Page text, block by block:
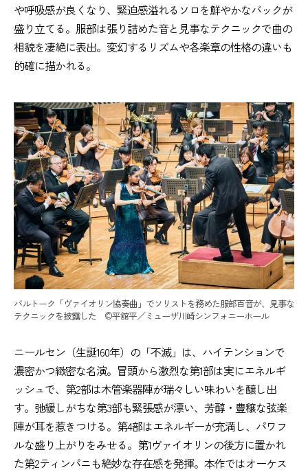
や呼吸感が良くなり、緊迫感溢れるソロを鮮やかなバックが
盛り立てる。服部は張り詰めた音と見事なテクニックで曲の
相貌を凄絶に表出。変幻するリズムや各楽章の性格の違いも
的確に描かれる。
バルトーク「ヴァイオリン協奏曲」でソリストを務めた服部百音が、見事な
テクニックを披露した ©平舘平／ミューザ川崎シンフォニーホール
ニールセン（生誕160年）の「不滅」は、ハイテンションで
濃密かつ緻密な名演。冒頭から激烈な第1部は実にエネルギ
ッシュで、第2部は木管楽器陣が瑞々しい味わいを醸し出
す。弛緩しがちな第3部も緊張感が漂い、芳醇・豊穣な弦楽
陣が耳を惹きつける。第4部はエネルギーが充満し、パワフ
ルな盛り上がりをみせる。第1ヴァイオリンの後方に置かれ
た第2ティンパニも絶妙な存在感を発揮。本作ではオーケス